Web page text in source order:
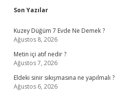
Sidebar
Son Yazılar
Kuzey Düğüm 7 Evde Ne Demek ?
Ağustos 8, 2026
Metin içi atıf nedir ?
Ağustos 7, 2026
Eldeki sinir sıkışmasına ne yapılmalı ?
Ağustos 6, 2026